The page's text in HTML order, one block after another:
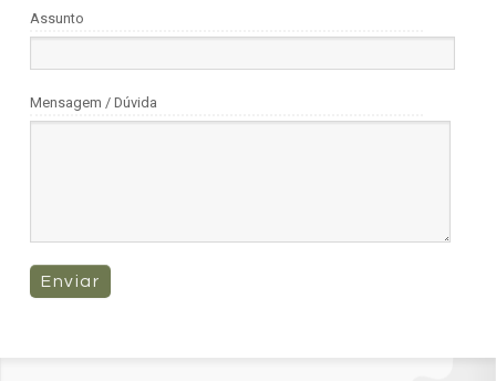
Assunto
Mensagem / Dúvida
Enviar